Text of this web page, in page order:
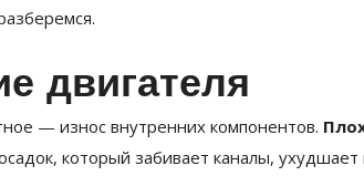
двигателя
— износ внутренних компонентов.
который забивает каналы,